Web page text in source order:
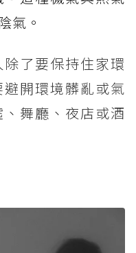
氣。
了要保持住家環
開環境髒亂或氣
舞廳、夜店或酒